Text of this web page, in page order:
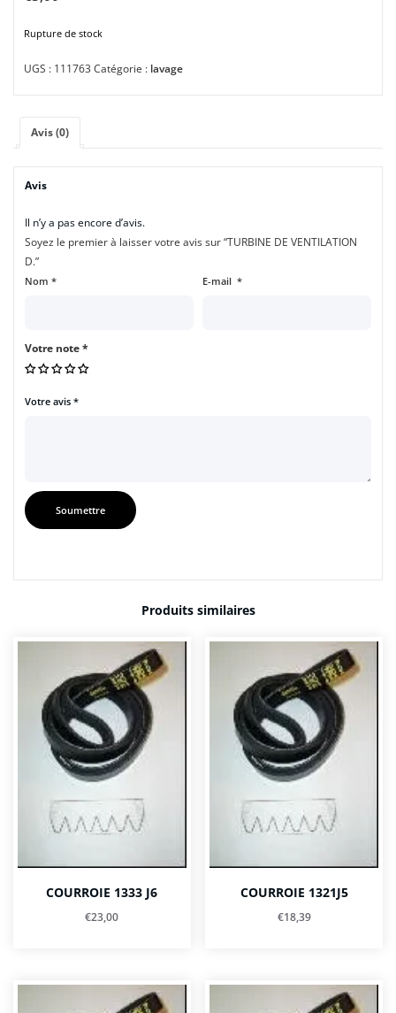
Rupture de stock
UGS : 111763Catégorie : lavage
Avis (0)
Avis
Il n’y a pas encore d’avis.
Soyez le premier à laisser votre avis sur “TURBINE DE VENTILATION
D.”
Nom * E-mail *
Votre note*
Votre avis *
Produits similaires
COURROIE 1333 J6
€23,00
COURROIE 1321J5
€18,39